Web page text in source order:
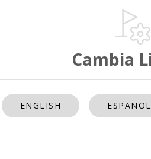
Cambia
ENGLISH ESPAÑOL